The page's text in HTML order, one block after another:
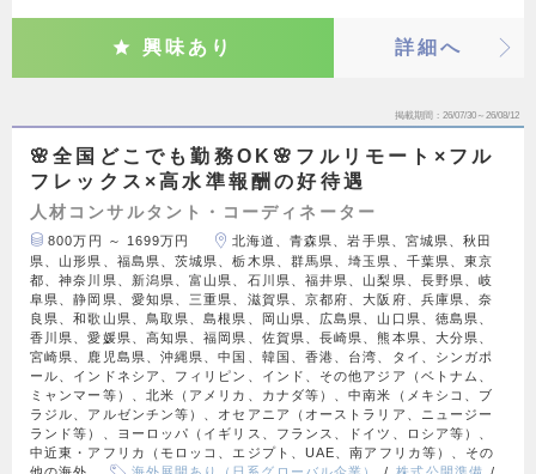
興味あり 詳細へ
掲載期間 26/07/30～26/08/12
🌸全国どこでも勤務OK🌸フルリモート×フル
フレックス×高水準報酬の好待遇
人材コンサルタント・コーディネーター
800万円 ～ 1699万円
北海道、青森県、岩手県、宮城県、秋田
県、山形県、福島県、茨城県、栃木県、群馬県、埼玉県、千葉県、東京
都、神奈川県、新潟県、富山県、石川県、福井県、山梨県、長野県、岐
阜県、静岡県、愛知県、三重県、滋賀県、京都府、大阪府、兵庫県、奈
良県、和歌山県、鳥取県、島根県、岡山県、広島県、山口県、徳島県、
香川県、愛媛県、高知県、福岡県、佐賀県、長崎県、熊本県、大分県、
宮崎県、鹿児島県、沖縄県、中国、韓国、香港、台湾、タイ、シンガポ
ール、インドネシア、フィリピン、インド、その他アジア（ベトナム、
ミャンマー等）、北米（アメリカ、カナダ等）、中南米（メキシコ、ブ
ラジル、アルゼンチン等）、オセアニア（オーストラリア、ニュージー
ランド等）、ヨーロッパ（イギリス、フランス、ドイツ、ロシア等）、
中近東・アフリカ（モロッコ、エジプト、UAE、南アフリカ等）、その